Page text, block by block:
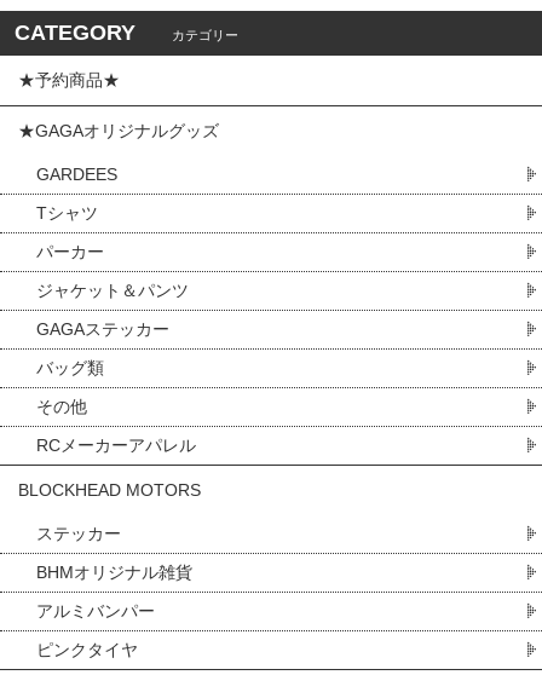
CATEGORY カテゴリー
★予約商品★
★GAGAオリジナルグッズ
GARDEES
Tシャツ
パーカー
ジャケット＆パンツ
GAGAステッカー
バッグ類
その他
RCメーカーアパレル
BLOCKHEAD MOTORS
ステッカー
BHMオリジナル雑貨
アルミバンパー
ピンクタイヤ